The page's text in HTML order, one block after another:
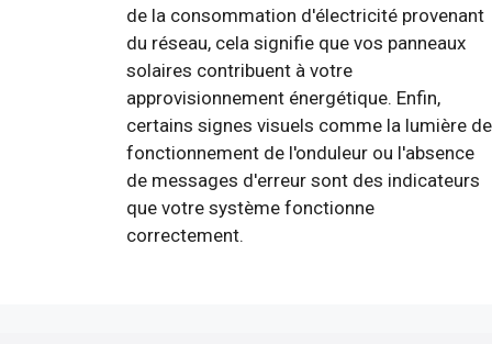
de la consommation d'électricité provenant
du réseau, cela signifie que vos panneaux
solaires contribuent à votre
approvisionnement énergétique. Enfin,
certains signes visuels comme la lumière de
fonctionnement de l'onduleur ou l'absence
de messages d'erreur sont des indicateurs
que votre système fonctionne
correctement.